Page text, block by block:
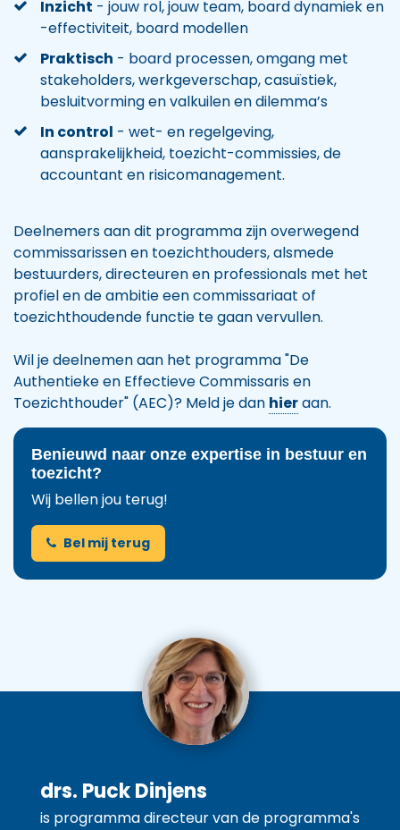
Inzicht - jouw rol, jouw team, board dynamiek en
-effectiviteit, board modellen
Praktisch - board processen, omgang met
stakeholders, werkgeverschap, casuïstiek,
besluitvorming en valkuilen en dilemma’s
In control - wet- en regelgeving,
aansprakelijkheid, toezicht-commissies, de
accountant en risicomanagement.
Deelnemers aan dit programma zijn overwegend
commissarissen en toezichthouders, alsmede
bestuurders, directeuren en professionals met het
profiel en de ambitie een commissariaat of
toezichthoudende functie te gaan vervullen.
Wil je deelnemen aan het programma "De
Authentieke en Effectieve Commissaris en
Toezichthouder" (AEC)? Meld je dan hieraan.
Benieuwd naar onze expertise in bestuur en
toezicht?
Wij bellen jou terug!
Bel mij terug
drs. Puck Dinjens
is programma directeur van de programma's